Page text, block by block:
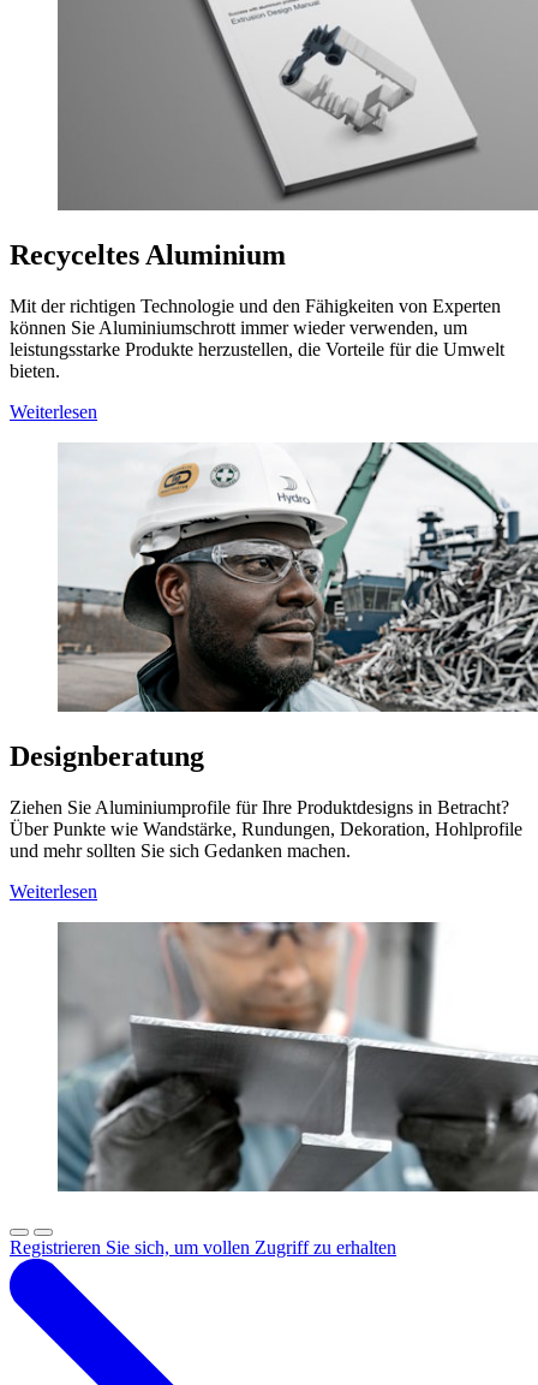
Recyceltes Aluminium
Mit der richtigen Technologie und den Fähigkeiten von Experten
können Sie Aluminiumschrott immer wieder verwenden, um
leistungsstarke Produkte herzustellen, die Vorteile für die Umwelt
bieten.
Weiterlesen
Designberatung
Ziehen Sie Aluminiumprofile für Ihre Produktdesigns in Betracht?
Über Punkte wie Wandstärke, Rundungen, Dekoration, Hohlprofile
und mehr sollten Sie sich Gedanken machen.
Weiterlesen
Registrieren Sie sich, um vollen Zugriff zu erhalten